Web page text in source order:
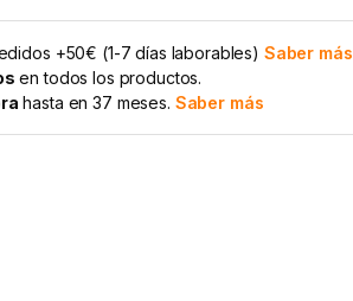
+50€ (1-7 días laborables) Saber más
en todos los productos.
hasta en 37 meses. Saber más